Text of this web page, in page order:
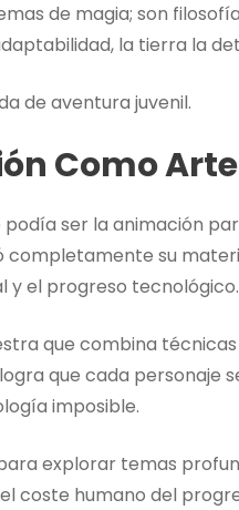
de magia; son
la tierra la
de aventura juvenil.
Como
ser la animación
completamente su
y el progreso tecnológico.
que combina
que cada personaje
imposible.
explorar temas
coste humano del